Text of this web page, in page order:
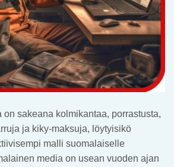
on sakeana kolmikantaa, porrastusta,
ja kiky-maksuja, löytyisikö
malli suomalaiselle
media on usean vuoden ajan